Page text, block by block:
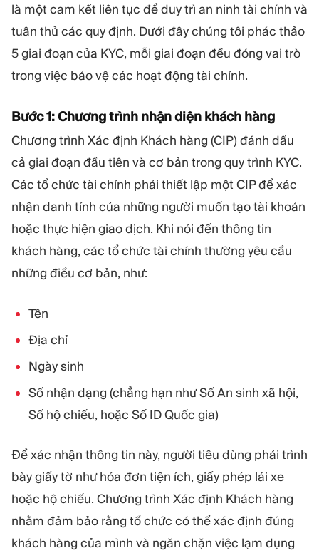
là một cam kết liên tục để duy trì an ninh tài chính và
tuân thủ các quy định. Dưới đây chúng tôi phác thảo
5 giai đoạn của KYC, mỗi giai đoạn đều đóng vai trò
trong việc bảo vệ các hoạt động tài chính.
Bước 1: Chương trình nhận diện khách hàng
Chương trình Xác định Khách hàng (CIP) đánh dấu
cả giai đoạn đầu tiên và cơ bản trong quy trình KYC.
Các tổ chức tài chính phải thiết lập một CIP để xác
nhận danh tính của những người muốn tạo tài khoản
hoặc thực hiện giao dịch. Khi nói đến thông tin
khách hàng, các tổ chức tài chính thường yêu cầu
những điều cơ bản, như:
Tên
Địa chỉ
Ngày sinh
Số nhận dạng (chẳng hạn như Số An sinh xã hội,
Số hộ chiếu, hoặc Số ID Quốc gia)
Để xác nhận thông tin này, người tiêu dùng phải trình
bày giấy tờ như hóa đơn tiện ích, giấy phép lái xe
hoặc hộ chiếu. Chương trình Xác định Khách hàng
nhằm đảm bảo rằng tổ chức có thể xác định đúng
khách hàng của mình và ngăn chặn việc lạm dụng